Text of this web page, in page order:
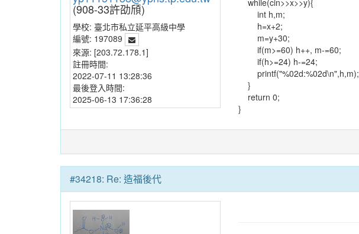
(908-33許劭頎)
學校: 臺北市私立延平高級中學
編號: 197089
來源: [203.72.178.1]
註冊時間:
2022-07-11 13:28:36
最後登入時間:
2025-06-13 17:36:28
while(cin>>x>>y){
int h,m;
h=x+2;
m=y+30;
if(m>=60) h++, m-=60;
if(h>=24) h-=24;
printf("%02d:%02d\n",h,m);
}
return 0;
}
#34218: Re: 造福後代